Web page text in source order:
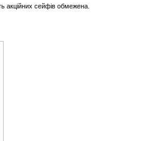
акційних сейфів обмежена.